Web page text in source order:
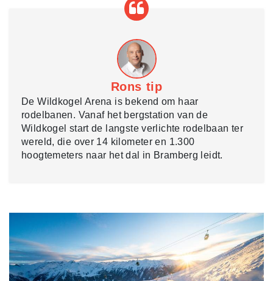
Rons tip
De Wildkogel Arena is bekend om haar
rodelbanen. Vanaf het bergstation van de
Wildkogel start de langste verlichte rodelbaan ter
wereld, die over 14 kilometer en 1.300
hoogtemeters naar het dal in Bramberg leidt.